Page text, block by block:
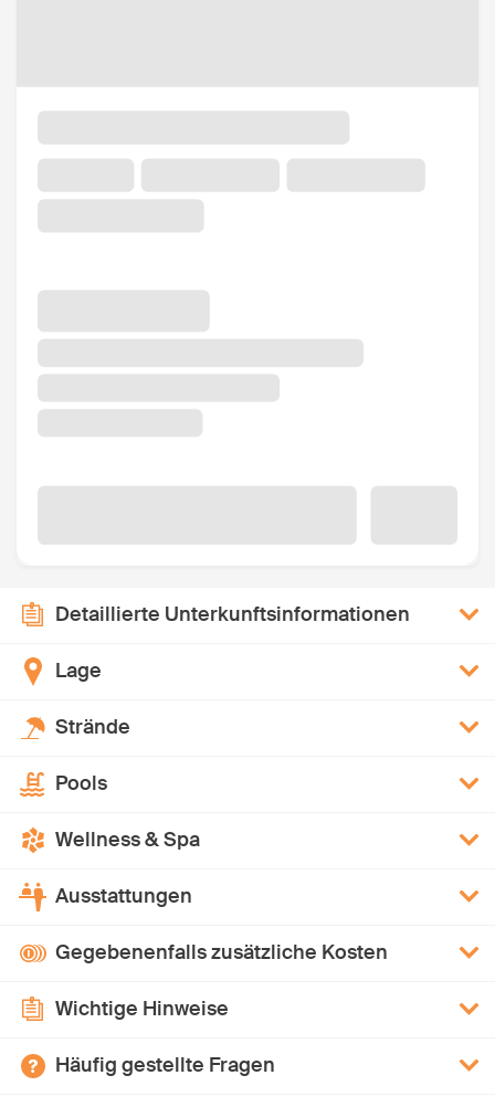
Detaillierte Unterkunftsinformationen
Lage
Strände
Pools
Wellness & Spa
Ausstattungen
Gegebenenfalls zusätzliche Kosten
Wichtige Hinweise
Häufig gestellte Fragen